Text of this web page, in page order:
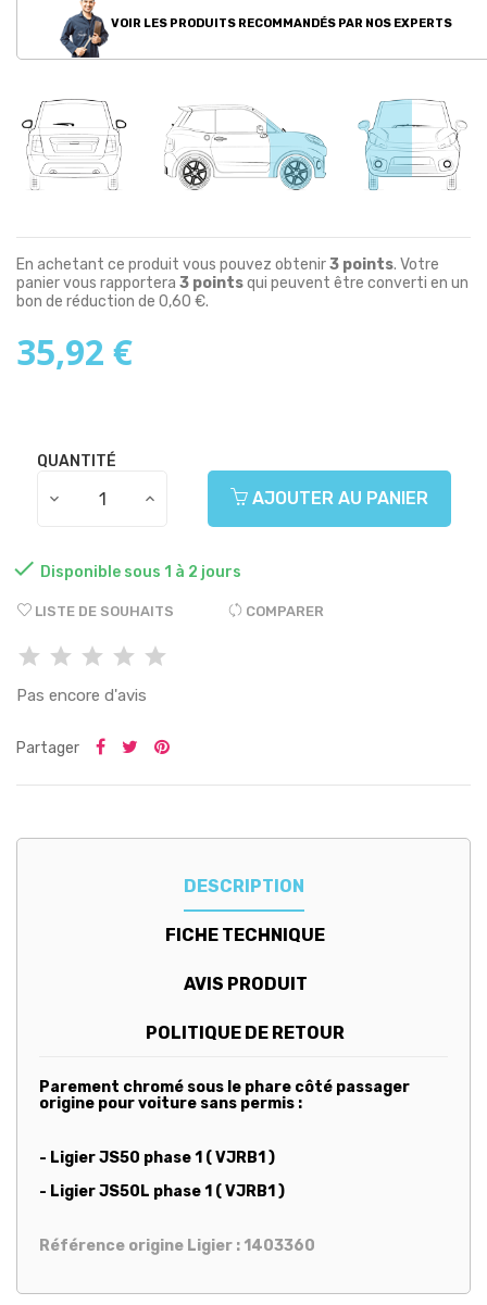
VOIR LES PRODUITS RECOMMANDÉS PAR NOS EXPERTS
En achetant ce produit vous pouvez obtenir3 points. Votre
panier vous rapportera 3 pointsqui peuvent être converti en un
bon de réduction de 0,60 €.
35,92 €
QUANTITÉ
AJOUTER AU PANIER
 Disponible sous 1 à 2 jours
LISTE DE SOUHAITS COMPARER
Pas encore d'avis
Partager
DESCRIPTION
FICHE TECHNIQUE
AVIS PRODUIT
POLITIQUE DE RETOUR
Parement chromé sous le phare côté passager
origine pour voiture sans permis :
- Ligier JS50 phase 1 ( VJRB1 )
- Ligier JS50L phase 1 ( VJRB1 )
Référence origine Ligier : 1403360